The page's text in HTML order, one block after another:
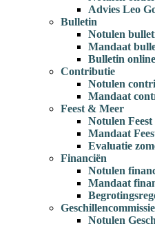
Advies Leo
Bulletin
Notulen
Mandaat
Bulletin online
Contributie
Notulen
Mandaat
Feest & Meer
Notulen
Mandaat
Evaluatie
Financiën
Notulen
Mandaat
Geschillencommissie
Notulen